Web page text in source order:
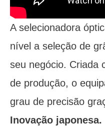
A selecionadora
nível a seleção de
seu negócio. Criada
de produção, o
grau de precisão
Inovação japonesa.